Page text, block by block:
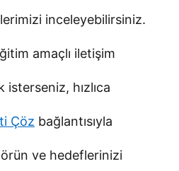
inceleyebilirsiniz.
amaçlı iletişim
hızlıca
Çöz bağlantısıyla
ve hedeflerinizi